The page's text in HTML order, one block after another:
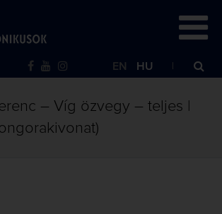
EN HU
– Víg özvegy – teljes |